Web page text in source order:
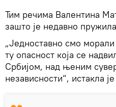
Тим речима Валентина
зашто је недавно
„Једноставно смо
ту опасност која се
Србијом, над њеним
независности“, истакла